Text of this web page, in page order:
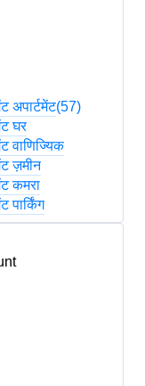
अपार्टमेंट(57)
घर
वाणिज्यिक
ज़मीन
कमरा
पार्किंग